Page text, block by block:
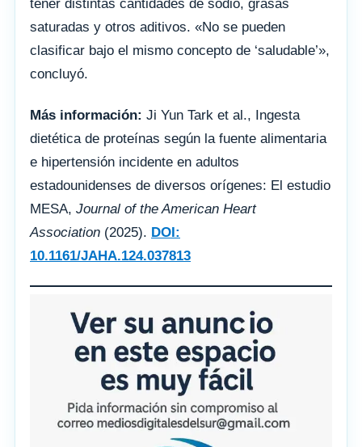
tener distintas cantidades de sodio, grasas
saturadas y otros aditivos. «No se pueden
clasificar bajo el mismo concepto de ‘saludable’»,
concluyó.
Más información: Ji Yun Tark et al., Ingesta
dietética de proteínas según la fuente alimentaria
e hipertensión incidente en adultos
estadounidenses de diversos orígenes: El estudio
MESA, Journal of the American Heart
Association (2025). DOI:
10.1161/JAHA.124.037813